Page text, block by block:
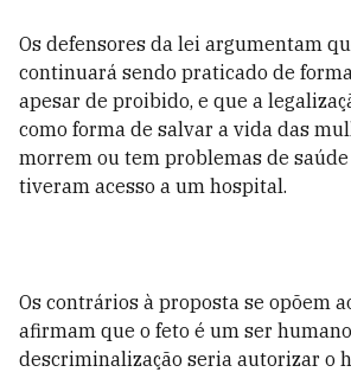
Os defensores da lei argumentam
continuará sendo praticado de
apesar de proibido, e que a
como forma de salvar a vida das
morrem ou tem problemas de
tiveram acesso a um hospital.
Os contrários à proposta se opõem
afirmam que o feto é um ser
descriminalização seria autorizar o